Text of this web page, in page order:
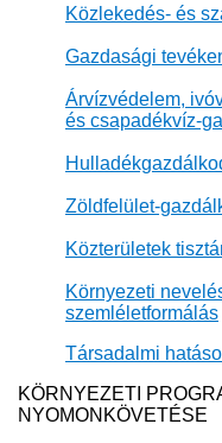
Közlekedés- és
Gazdasági
Árvízvédelem,
és csapadékvíz-
Zöldfelület-
Közterületek
Környezeti
szemléletformálás
Társadalmi
KÖRNYEZETI
NYOMONKÖVETÉSE